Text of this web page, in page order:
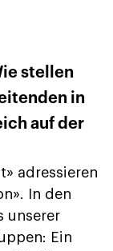
stellen
in
auf der
adressieren
In den
unserer
Ein